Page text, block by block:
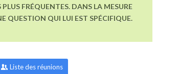
FRÉQUENTES. DANS LA MESURE
QUESTION QUI LUI EST SPÉCIFIQUE.
Liste des réunions